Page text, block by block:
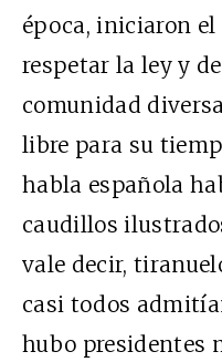
época, iniciaron
respetar la ley y
comunidad
libre para su
habla española
caudillos
vale decir,
casi todos
hubo presidentes